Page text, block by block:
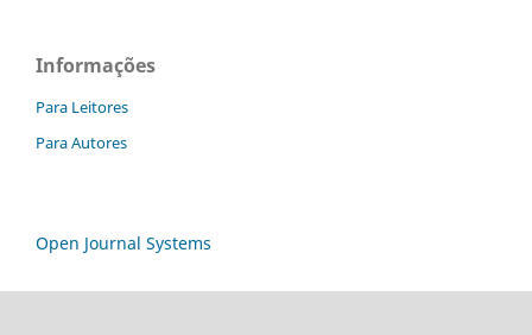
Informações
Para Leitores
Para Autores
Open Journal Systems